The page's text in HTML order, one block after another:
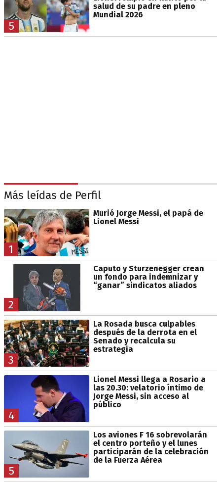
5
salud de su padre en pleno
Mundial 2026
Más leídas de Perfil
1
Murió Jorge Messi, el papá de
Lionel Messi
2
Caputo y Sturzenegger crean
un fondo para indemnizar y
“ganar” sindicatos aliados
3
La Rosada busca culpables
después de la derrota en el
Senado y recalcula su
estrategia
4
Lionel Messi llega a Rosario a
las 20.30: velatorio íntimo de
Jorge Messi, sin acceso al
público
5
Los aviones F 16 sobrevolarán
el centro porteño y el lunes
participarán de la celebración
de la Fuerza Aérea